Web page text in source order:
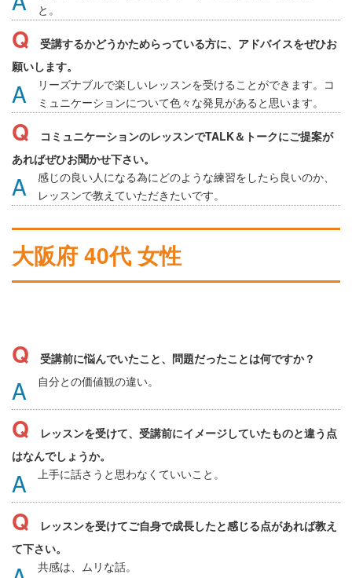
と。
受講するかどうかためらっている方に、アドバイスをぜひお
願いします。
リーズナブルで楽しいレッスンを受けることができます。コ
ミュニケーションについて色々な発見があると思います。
コミュニケーションのレッスンでTALK＆トークにご提案が
あればぜひお聞かせ下さい。
感じの良い人になる為にどのような練習をしたら良いのか、
レッスンで教えていただきたいです。
大阪府 40代 女性
受講前に悩んでいたこと、問題だったことは何ですか？
自分との価値観の違い。
レッスンを受けて、受講前にイメージしていたものと違う点
はなんでしょうか。
上手に話さうと思わなくていいこと。
レッスンを受けてご自身で成長したと感じる点があれば教え
て下さい。
共感は、ムリな話。